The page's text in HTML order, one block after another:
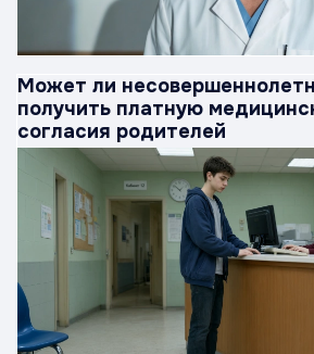
Может ли
получить платную
согласия родителей